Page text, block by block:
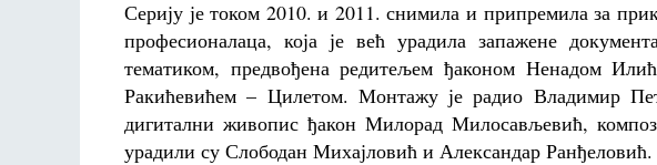
Серију је током 2010. и 2011. снимила и припремила за
професионалаца, која је већ урадила запажене
тематиком, предвођена редитељем ђаконом Ненадом
Ракићевићем – Цилетом. Монтажу је радио Владимир
дигитални живопис ђакон Милорад Милосављевић,
урадили су Слободан Михајловић и Александар Ранђеловић.